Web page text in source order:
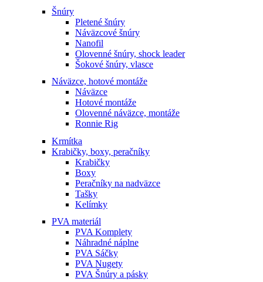
Šnúry
Pletené šnúry
Náväzcové šnúry
Nanofil
Olovenné šnúry, shock leader
Šokové šnúry, vlasce
Náväzce, hotové montáže
Náväzce
Hotové montáže
Olovenné náväzce, montáže
Ronnie Rig
Krmítka
Krabičky, boxy, peračníky
Krabičky
Boxy
Peračníky na nadväzce
Tašky
Kelímky
PVA materiál
PVA Komplety
Náhradné náplne
PVA Sáčky
PVA Nugety
PVA Šnúry a pásky